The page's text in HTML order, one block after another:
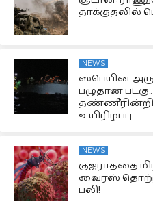
தாக்குதலில்
NEWS
ஸ்பெயின்
பழுதான
தண்ணீரின்றி
உயிரிழப்பு
NEWS
குஜராத்தை
வைரஸ்
பலி!